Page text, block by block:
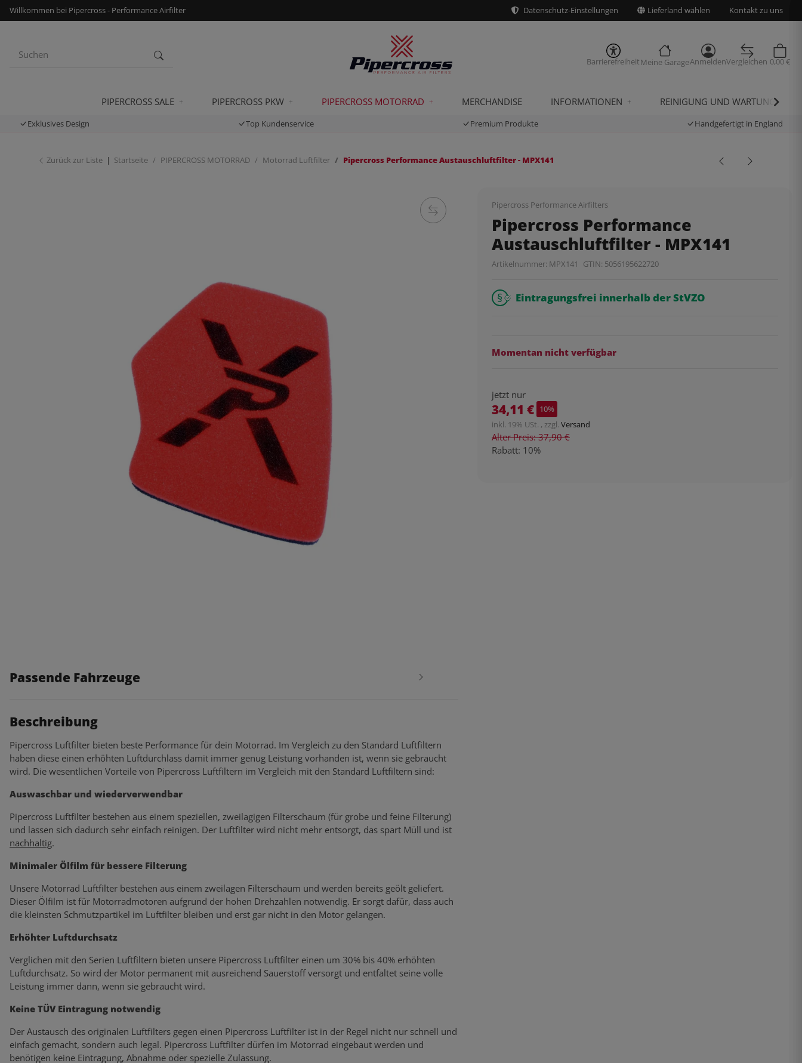
Willkommen bei Pipercross - Performance Airfilter Datenschutz-Einstellungen Lieferland wählen Kontakt zu uns
BarrierefreiheitMeine GarageAnmeldenVergleichen 0,00 €
PIPERCROSS SALE PIPERCROSS PKW PIPERCROSS MOTORRAD MERCHANDISE INFORMATIONEN REINIGUNG UND WARTUNG
Exklusives Design Top Kundenservice Premium Produkte Handgefertigt in England
Zurück zur Liste Startseite PIPERCROSS MOTORRAD Motorrad Luftfilter Pipercross Performance Austauschluftfilter - MPX141
Pipercross Performance Airfilters
Pipercross Performance
Austauschluftfilter - MPX141
Artikelnummer: MPX141 GTIN: 5056195622720
Eintragungsfrei innerhalb der StVZO
Momentan nicht verfügbar
jetzt nur
34,11 € 10%
inkl. 19% USt. , zzgl. Versand
Alter Preis: 37,90 €
Rabatt: 10%
Passende Fahrzeuge
Beschreibung
Pipercross Luftfilter bieten beste Performance für dein Motorrad. Im Vergleich zu den Standard Luftfiltern
haben diese einen erhöhten Luftdurchlass damit immer genug Leistung vorhanden ist, wenn sie gebraucht
wird. Die wesentlichen Vorteile von Pipercross Luftfiltern im Vergleich mit den Standard Luftfiltern sind:
Auswaschbar und wiederverwendbar
Pipercross Luftfilter bestehen aus einem speziellen, zweilagigen Filterschaum (für grobe und feine Filterung)
und lassen sich dadurch sehr einfach reinigen. Der Luftfilter wird nicht mehr entsorgt, das spart Müll und ist
nachhaltig.
Minimaler Ölfilm für bessere Filterung
Unsere Motorrad Luftfilter bestehen aus einem zweilagen Filterschaum und werden bereits geölt geliefert.
Dieser Ölfilm ist für Motorradmotoren aufgrund der hohen Drehzahlen notwendig. Er sorgt dafür, dass auch
die kleinsten Schmutzpartikel im Luftfilter bleiben und erst gar nicht in den Motor gelangen.
Erhöhter Luftdurchsatz
Verglichen mit den Serien Luftfiltern bieten unsere Pipercross Luftfilter einen um 30% bis 40% erhöhten
Luftdurchsatz. So wird der Motor permanent mit ausreichend Sauerstoff versorgt und entfaltet seine volle
Leistung immer dann, wenn sie gebraucht wird.
Keine TÜV Eintragung notwendig
Der Austausch des originalen Luftfilters gegen einen Pipercross Luftfilter ist in der Regel nicht nur schnell und
einfach gemacht, sondern auch legal. Pipercross Luftfilter dürfen im Motorrad eingebaut werden und
benötigen keine Eintragung, Abnahme oder spezielle Zulassung.